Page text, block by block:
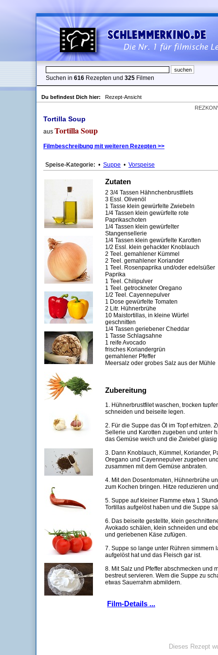
Suchen in 616 Rezepten und 325 Filmen
Du befindest Dich hier:
Rezept-Ansicht
Tortilla Soup
aus Tortilla Soup
Filmbeschreibung mit weiteren Rezepten >>
Speise-Kategorie: • Suppe • Vorspeise
Zutaten
2 3/4 Tassen Hähnchenbrustfilets
3 Essl. Olivenöl
1 Tasse klein gewürfelte Zwiebeln
1/4 Tassen klein gewürfelte rote
Paprikaschoten
1/4 Tassen klein gewürfelter
Stangensellerie
1/4 Tassen klein gewürfelte Karotten
1/2 Essl. klein gehackter Knoblauch
2 Teel. gemahlener Kümmel
2 Teel. gemahlener Koriander
1 Teel. Rosenpaprika und/oder edelsüßer
Paprika
1 Teel. Chilipulver
1 Teel. getrockneter Oregano
1/2 Teel. Cayennepulver
1 Dose gewürfelte Tomaten
2 Litr. Hühnerbrühe
10 Maistortillas, in kleine Würfel
geschnitten
1/4 Tassen geriebener Cheddar
1 Tasse Schlagsahne
1 reife Avocado
frisches Koriandergrün
gemahlener Pfeffer
Meersalz oder grobes Salz aus der Mühle
Zubereitung
1. Hühnerbrustfilet waschen, trocken
schneiden und beiseite legen.
2. Für die Suppe das Öl im Topf erhitzen.
Sellerie und Karotten zugeben und unter
das Gemüse weich und die Zwiebel glasig
3. Dann Knoblauch, Kümmel, Koriander,
Oregano und Cayennepulver zugeben
zusammen mit dem Gemüse anbraten.
4. Mit den Dosentomaten, Hühnerbrühe
zum Kochen bringen. Hitze reduzieren
5. Suppe auf kleiner Flamme etwa 1
Tortillas aufgelöst haben und die Suppe
6. Das beiseite gestellte, klein
Avokado schälen, klein schneiden und
und geriebenen Käse zufügen.
7. Suppe so lange unter Rühren simmern
aufgelöst hat und das Fleisch gar ist.
8. Mit Salz und Pfeffer abschmecken und
bestreut servieren. Wem die Suppe zu
etwas Sauerrahm abmildern.
Film-Details ...
Dieses Rezept